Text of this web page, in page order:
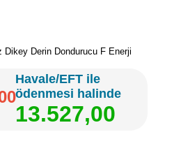
Dikey Derin Dondurucu F Enerji
Havale/EFT ile
ödenmesi halinde
13.527,00